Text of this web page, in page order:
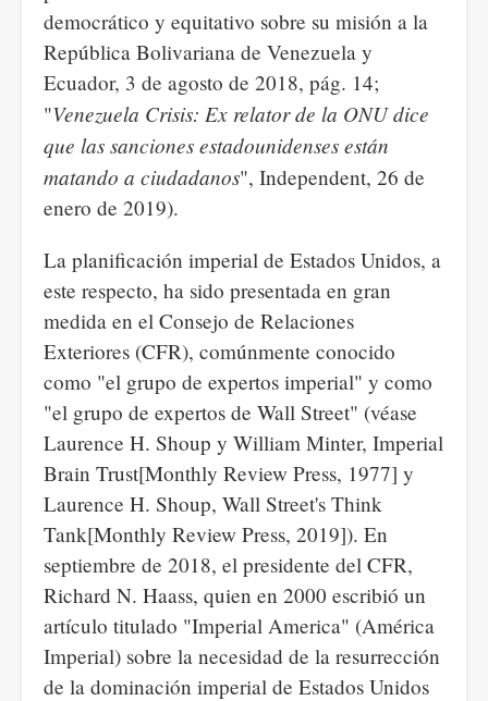
democrático y equitativo sobre su misión a la
República Bolivariana de Venezuela y
Ecuador, 3 de agosto de 2018, pág. 14;
"Venezuela Crisis: Ex relator de la ONU dice
que las sanciones estadounidenses están
matando a ciudadanos", Independent, 26 de
enero de 2019).
La planificación imperial de Estados Unidos, a
este respecto, ha sido presentada en gran
medida en el Consejo de Relaciones
Exteriores (CFR), comúnmente conocido
como "el grupo de expertos imperial" y como
"el grupo de expertos de Wall Street" (véase
Laurence H. Shoup y William Minter, Imperial
Brain Trust[Monthly Review Press, 1977] y
Laurence H. Shoup, Wall Street's Think
Tank[Monthly Review Press, 2019]). En
septiembre de 2018, el presidente del CFR,
Richard N. Haass, quien en 2000 escribió un
artículo titulado "Imperial America" (América
Imperial) sobre la necesidad de la resurrección
de la dominación imperial de Estados Unidos